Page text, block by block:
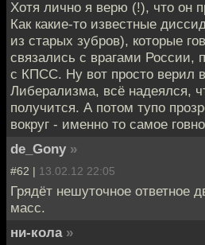
Хотя лично я верю (!), что он
Как какие-то известные
из старых зубров), которые
связались с врагами России,
с КПСС. Ну вот просто верил
Либерализма, всё надеялся,
получится. А потом тупо
вокруг - именно то самое
de_Gony »
#62 | 13.02.12 22:05
Грядёт нешуточное ответное
масс.
ни-кола »